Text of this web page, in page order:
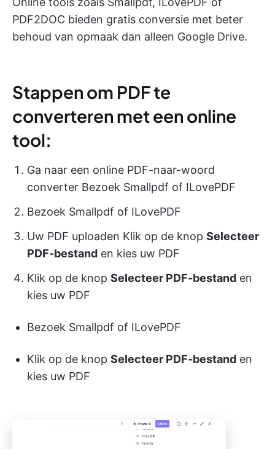
PDF2DOC bieden gratis conversie met beter
behoud van opmaak dan alleen Google Drive.
Stappen om PDF te
converteren met een online
tool:
Ga naar een online PDF-naar-woord
converter Bezoek Smallpdf of ILovePDF
Bezoek Smallpdf of ILovePDF
Uw PDF uploaden Klik op de knop Selecteer
PDF-bestand en kies uw PDF
Klik op de knop Selecteer PDF-bestand en
kies uw PDF
Bezoek Smallpdf of ILovePDF
Klik op de knop Selecteer PDF-bestand en
kies uw PDF